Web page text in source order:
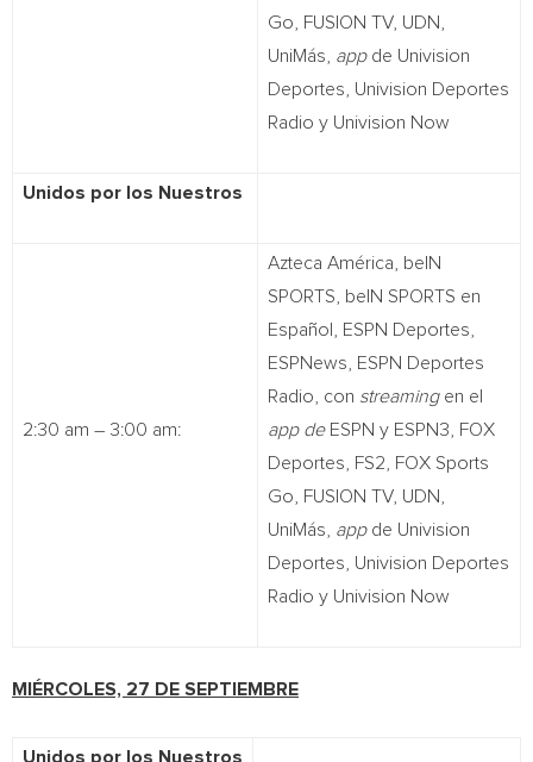
Go, FUSION TV, UDN,
UniMás, appde Univision
Deportes, Univision Deportes
Radio y Univision Now
Unidos por los Nuestros
2:30 am – 3:00 am:
Azteca América, beIN
SPORTS, beIN SPORTS en
Español, ESPN Deportes,
ESPNews, ESPN Deportes
Radio, con streamingen el
app de ESPN y ESPN3, FOX
Deportes, FS2, FOX Sports
Go, FUSION TV, UDN,
UniMás, appde Univision
Deportes, Univision Deportes
Radio y Univision Now
MIÉRCOLES, 27 DE SEPTIEMBRE
Unidos por los Nuestros